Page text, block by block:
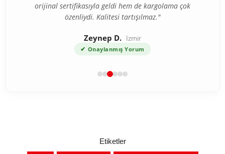
orijinal sertifikasıyla geldi hem de kargolama çok
özenliydi. Kalitesi tartışılmaz."
Zeynep D. İzmir
✔ Onaylanmış Yorum
Etiketler